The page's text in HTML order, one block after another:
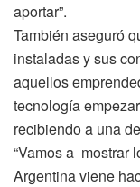
aportar”.
También aseguró
instaladas y sus
aquellos
tecnología
recibiendo a una
“Vamos a mostrar
Argentina viene